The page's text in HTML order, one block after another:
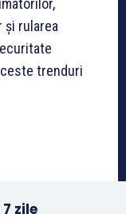
și rularea
trenduri
zile